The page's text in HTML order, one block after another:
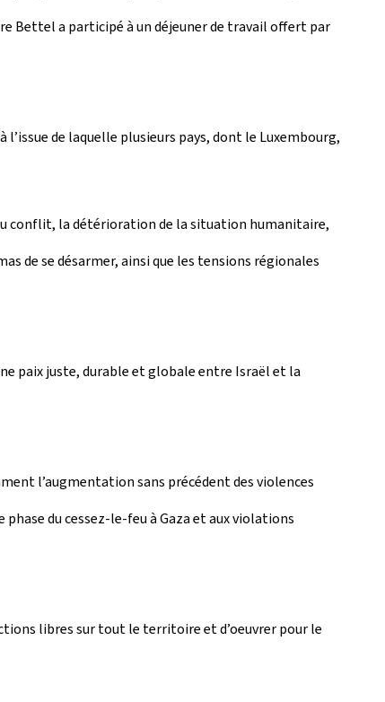
Bettel a participé à un déjeuner de travail offert par
de laquelle plusieurs pays, dont le Luxembourg,
conflit, la détérioration de la situation humanitaire,
de se désarmer, ainsi que les tensions régionales
paix juste, durable et globale entre Israël et la
l’augmentation sans précédent des violences
du cessez-le-feu à Gaza et aux violations
libres sur tout le territoire et d’oeuvrer pour le